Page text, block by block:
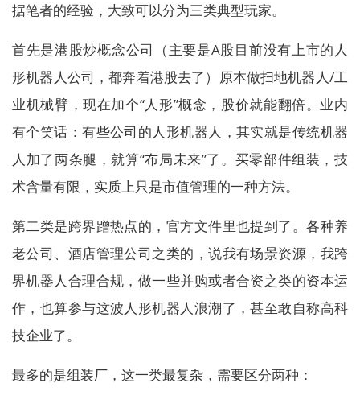
据笔者的经验，大致可以分为三类典型玩家。
首先是港股炒概念公司（主要是A股目前没有上市的人
形机器人公司，都奔着港股去了）原本做扫地机器人/工
业机械臂，现在加个“人形”概念，股价就能翻倍。业内
有个笑话：有些公司的人形机器人，其实就是传统机器
人加了两条腿，就算“布局未来”了。买零部件组装，技
术含量有限，实质上只是市值管理的一种方法。
第二类是跨界蹭热点的，官方文件里也提到了。各种养
老公司、酒店管理公司之类的，说我有场景资源，我跨
界机器人合理合规，做一些并购或者合资之类的资本运
作，也算参与这波人形机器人浪潮了，甚至敢自称高科
技企业了。
最多的是组装厂，这一类最复杂，需要区分两种：